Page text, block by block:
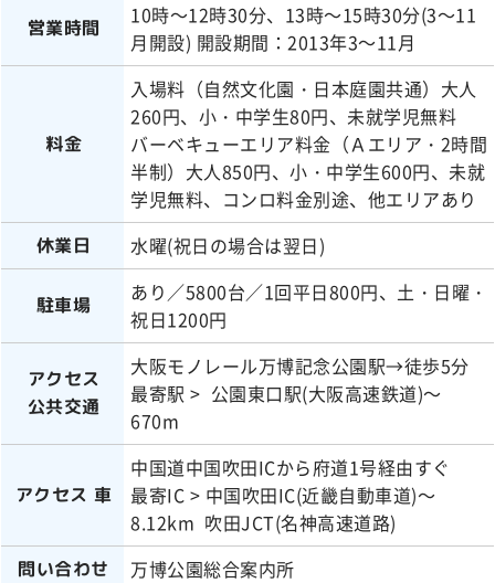
営業時間
10時～12時30分、13時～15時30分(3～11
月開設) 開設期間：2013年3～11月
料金
入場料（自然文化園・日本庭園共通）大人
260円、小・中学生80円、未就学児無料
バーベキューエリア料金（Ａエリア・2時間
半制）大人850円、小・中学生600円、未就
学児無料、コンロ料金別途、他エリアあり
休業日 水曜(祝日の場合は翌日)
駐車場
あり／5800台／1回平日800円、土・日曜・
祝日1200円
アクセス
公共交通
大阪モノレール万博記念公園駅→徒歩5分
最寄駅 > 公園東口駅(大阪高速鉄道)～
670m
アクセス 車
中国道中国吹田ICから府道1号経由すぐ
最寄IC > 中国吹田IC(近畿自動車道)～
8.12km 吹田JCT(名神高速道路)
問い合わせ 万博公園総合案内所